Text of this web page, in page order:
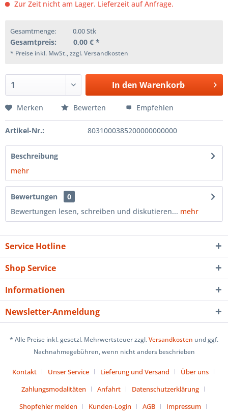
Zur Zeit nicht am Lager. Lieferzeit auf Anfrage.
Gesamtmenge: 0,00Stk
Gesamtpreis: 0,00 € *
* Preise inkl. MwSt., zzgl. Versandkosten
In den Warenkorb
Merken Bewerten Empfehlen
Artikel-Nr.: 8031000385200000000000
Beschreibung
mehr
Bewertungen
0
Bewertungen lesen, schreiben und diskutieren... mehr
Service Hotline
Shop Service
Informationen
Newsletter-Anmeldung
* Alle Preise inkl. gesetzl. Mehrwertsteuer zzgl.Versandkosten und ggf.
Nachnahmegebühren, wenn nicht anders beschrieben
Kontakt Unser Service Lieferung und Versand
Über uns
Zahlungsmodalitäten
Anfahrt
Datenschutzerklärung
Shopfehler melden
Kunden-Login AGB Impressum